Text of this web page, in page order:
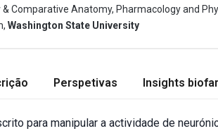
Comparative Anatomy, Pharmacology and
Washington State University
Perspetivas Insights
para manipular a actividade de